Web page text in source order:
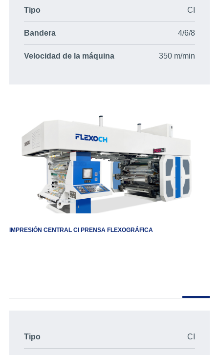
Tipo CI
Bandera 4/6/8
Velocidad de la máquina 350 m/min
IMPRESIÓN CENTRAL CI PRENSA FLEXOGRÁFICA
Tipo CI